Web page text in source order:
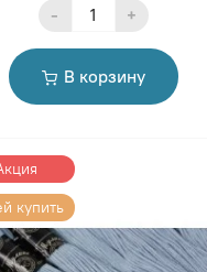
- +
В корзину
купить